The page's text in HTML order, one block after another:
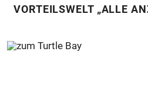
VORTEILSWELT „ALLE